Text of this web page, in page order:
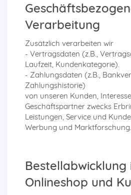
Verarbeitung
Zusätzlich verarbeiten wir
- Vertragsdaten (z.B.,
Laufzeit, Kundenkategorie).
- Zahlungsdaten (z.B.,
Zahlungshistorie)
von unseren Kunden,
Geschäftspartner zwecks
Leistungen, Service und
Werbung und Marktforschung.
Bestellabwicklung
Onlineshop und